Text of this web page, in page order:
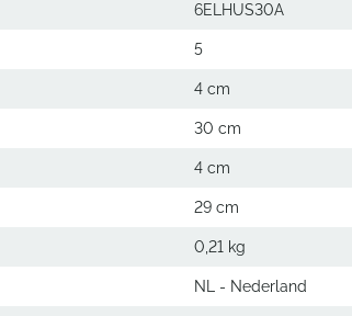
6ELHUS30A
5
4 cm
30 cm
4 cm
29 cm
0,21 kg
NL - Nederland